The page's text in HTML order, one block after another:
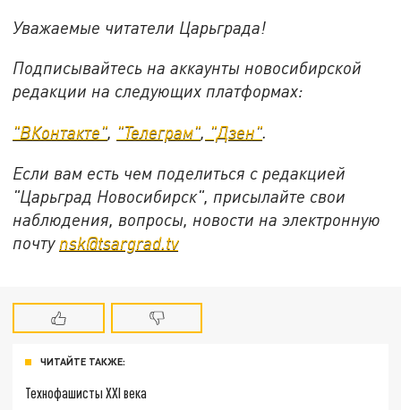
Уважаемые читатели Царьграда!
Подписывайтесь на аккаунты новосибирской
редакции на следующих платформах:
"ВКонтакте", "Телеграм", "Дзен".
Если вам есть чем поделиться с редакцией
"Царьград Новосибирск", присылайте свои
наблюдения, вопросы, новости на электронную
почту nsk@tsargrad.tv
ЧИТАЙТЕ ТАКЖЕ:
Технофашисты XXI века